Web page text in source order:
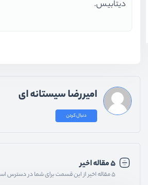
دیتابیس.
امیررضا سیستانه ای
دنبال کردن
۵ مقاله اخیر
۵ مقاله اخیر از این قسمت برای شما در دسترس است